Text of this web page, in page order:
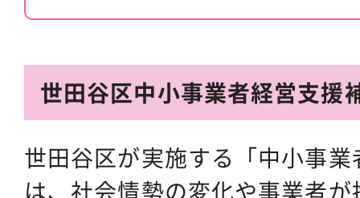
世田谷区中小事業者経営支援
世田谷区が実施する「中小事
は、社会情勢の変化や事業者